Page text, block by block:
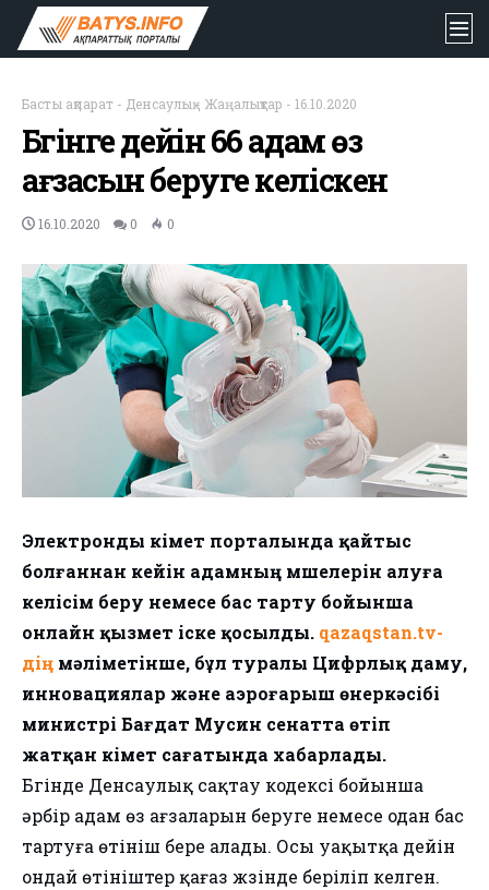
Басты ақпарат - Денсаулық- Жаңалықтар - 16.10.2020
Бүгінге дейін 66 адам өз
ағзасын беруге келіскен
16.10.2020 0 0
Электронды үкімет порталында қайтыс
болғаннан кейін адамның мүшелерін алуға
келісім беру немесе бас тарту бойынша
онлайн қызмет іске қосылды. qazaqstan.tv-
дің мәліметінше, бұл туралы Цифрлық даму,
инновациялар және аэроғарыш өнеркәсібі
министрі Бағдат Мусин сенатта өтіп
жатқан үкімет сағатында хабарлады.
Бүгінде Денсаулық сақтау кодексі бойынша
әрбір адам өз ағзаларын беруге немесе одан бас
тартуға өтініш бере алады. Осы уақытқа дейін
ондай өтініштер қағаз жүзінде беріліп келген.